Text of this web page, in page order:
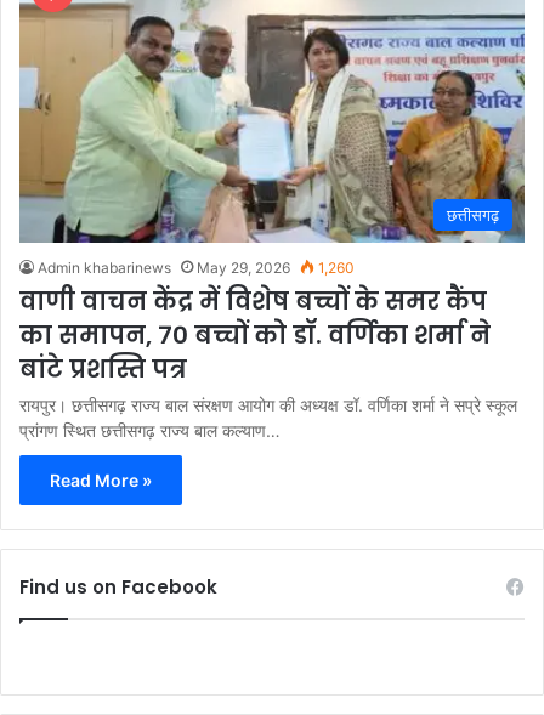
छत्तीसगढ़
Admin khabarinews May 29, 2026 1,260
वाणी वाचन केंद्र में विशेष बच्चों के समर कैंप
का समापन, 70 बच्चों को डॉ. वर्णिका शर्मा ने
बांटे प्रशस्ति पत्र
रायपुर। छत्तीसगढ़ राज्य बाल संरक्षण आयोग की अध्यक्ष डॉ. वर्णिका शर्मा ने सप्रे स्कूल
प्रांगण स्थित छत्तीसगढ़ राज्य बाल कल्याण…
Read More »
Find us on Facebook